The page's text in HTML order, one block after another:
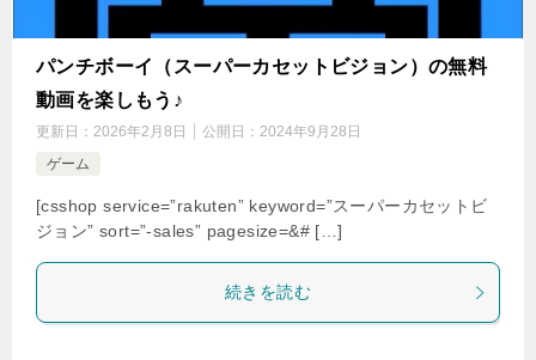
パンチボーイ（スーパーカセットビジョン）の無料
動画を楽しもう♪
更新日： 2026年2月8日 公開日： 2024年9月28日
ゲーム
[csshop service=”rakuten” keyword=”スーパーカセットビ
ジョン” sort=”-sales” pagesize=&# […]
続きを読む